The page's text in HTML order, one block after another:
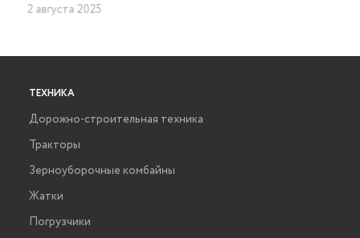
2 августа 2025
ТЕХНИКА
Дорожно-строительная техника
Тракторы
Зерноуборочные комбайны
Жатки
Погрузчики